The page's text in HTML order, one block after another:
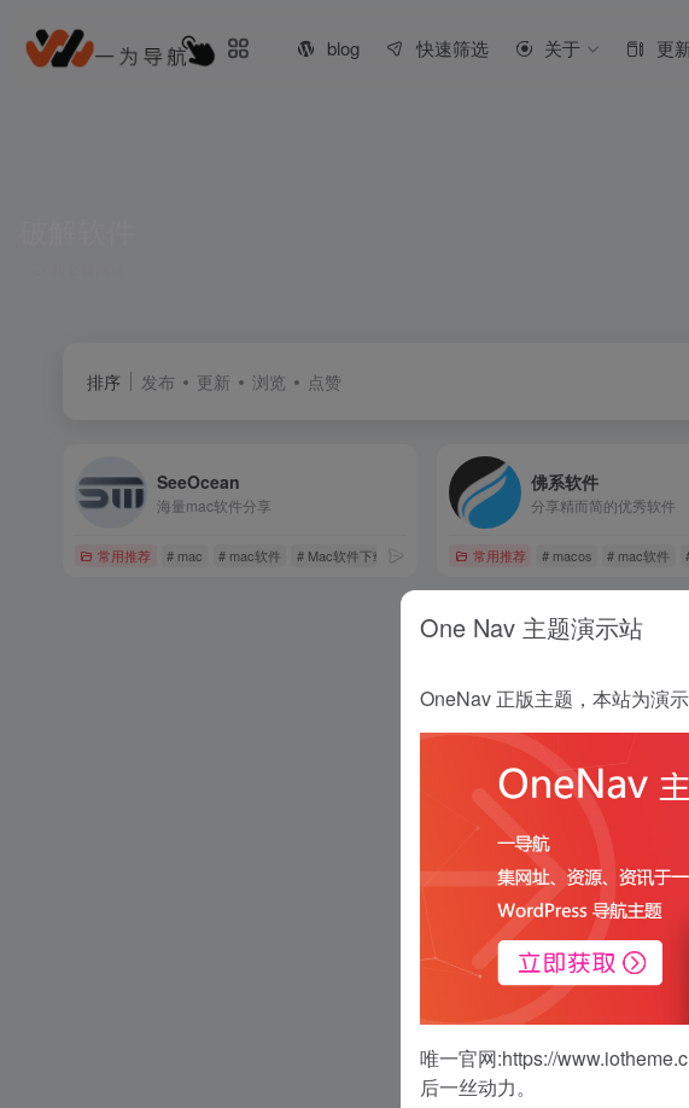
blog 快速筛选 关于 更
排序 发布 更新 浏览 点赞
SeeOcean
海量mac软件分享
常用推荐 # mac # mac软件 # Mac软件下载
佛系软件
分享精而简的优秀软件
常用推荐 # macos # mac软件
没有了
One Nav 主题演示站
OneNav 正版主题，本站为演
唯一官网:https://
后一丝动力。